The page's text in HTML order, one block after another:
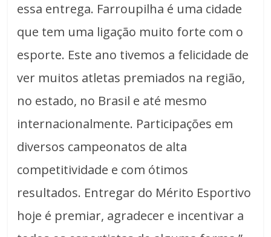
essa entrega. Farroupilha é uma cidade
que tem uma ligação muito forte com o
esporte. Este ano tivemos a felicidade de
ver muitos atletas premiados na região,
no estado, no Brasil e até mesmo
internacionalmente. Participações em
diversos campeonatos de alta
competitividade e com ótimos
resultados. Entregar do Mérito Esportivo
hoje é premiar, agradecer e incentivar a